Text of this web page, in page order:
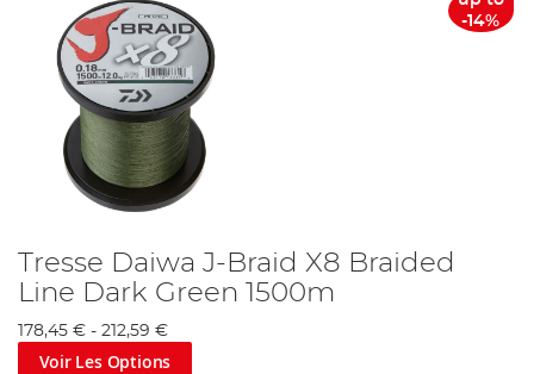
-14%
Tresse Daiwa J-Braid X8 Braided
Line Dark Green 1500m
178,45 € - 212,59 €
Voir Les Options